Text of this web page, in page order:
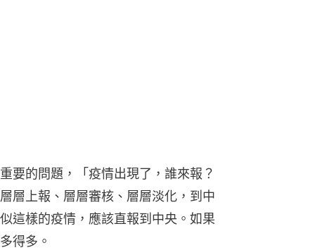
要的問題，「疫情出現了，誰來報？
層上報、層層審核、層層淡化，到中
這樣的疫情，應該直報到中央。如果
得多。